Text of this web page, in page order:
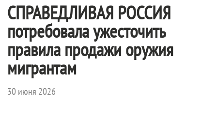
СПРАВЕДЛИВАЯ РОССИЯ
потребовала ужесточить
правила продажи оружия
мигрантам
30 июня 2026